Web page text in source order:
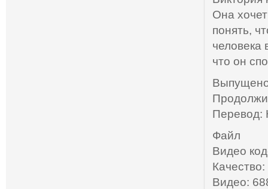
Она
понять,
человека
что он
Перевод:
Файл
Видео
Видео: